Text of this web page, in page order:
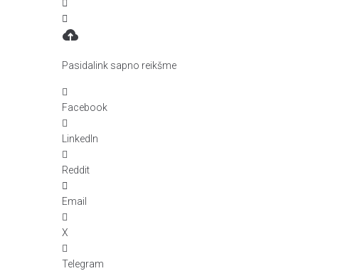
Pasidalink sapno reikšme
Facebook
LinkedIn
Reddit
Email
X
Telegram